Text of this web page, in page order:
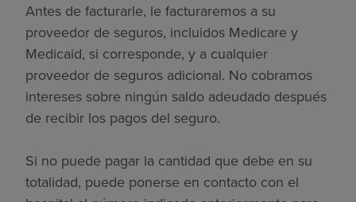
Antes de facturarle, le facturaremos a su
proveedor de seguros, incluidos Medicare y
Medicaid, si corresponde, y a cualquier
proveedor de seguros adicional. No cobramos
intereses sobre ningún saldo adeudado después
de recibir los pagos del seguro.
Si no puede pagar la cantidad que debe en su
totalidad, puede ponerse en contacto con el